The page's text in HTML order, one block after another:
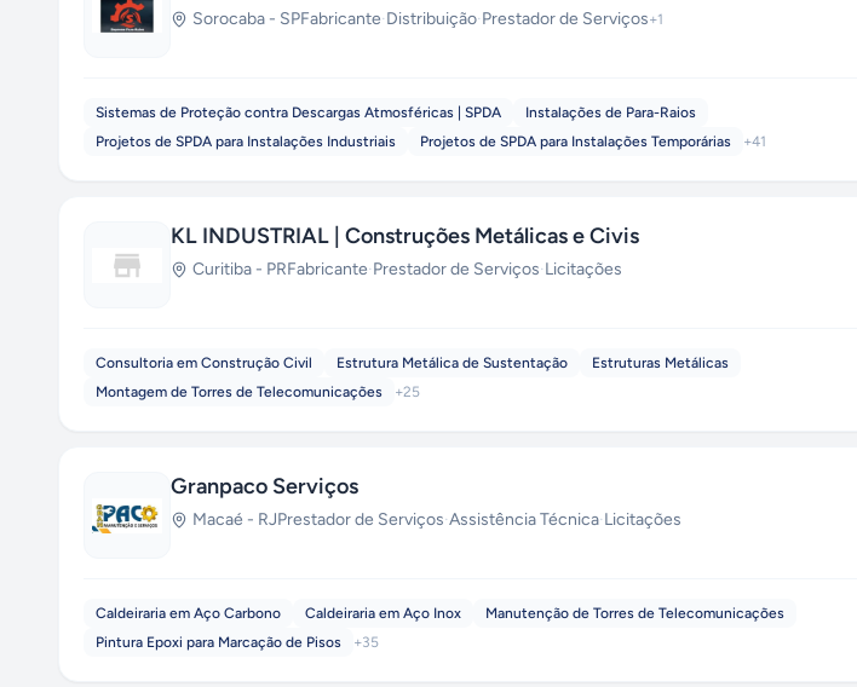
Sorocaba - SPFabricante·Distribuição·Prestador de Serviços+1
Sistemas de Proteção contra Descargas Atmosféricas | SPDA
Instalações de Para-Raios
Projetos de SPDA para Instalações Industriais
Projetos de SPDA para Instalações Temporárias +41
KL INDUSTRIAL | Construções Metálicas e Civis
Curitiba - PRFabricante·Prestador de Serviços·Licitações
Consultoria em Construção Civil Estrutura Metálica de Sustentação
Estruturas Metálicas
Montagem de Torres de Telecomunicações
+25
Granpaco Serviços
Macaé - RJPrestador de Serviços·Assistência Técnica·Licitações
Caldeiraria em Aço Carbono Caldeiraria em Aço Inox
Manutenção de Torres de Telecomunicações
Pintura Epoxi para Marcação de Pisos
+35